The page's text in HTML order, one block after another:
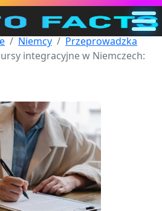
Główna
Kategorie
Inne
Niemcy
Przeprowadzka
integracyjne w Niemczech: